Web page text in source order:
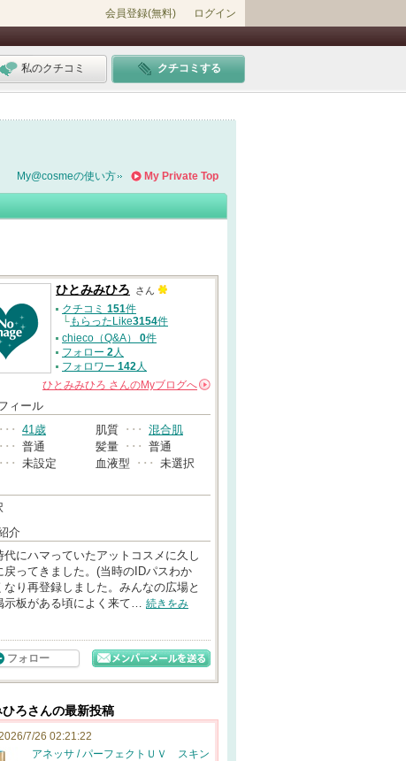
会員登録(無料) ログイン
私のクチコミ クチコミする
My Private Top
My@cosmeの使い方
ひとみみひろ さん
クチコミ 151件
└もらったLike3154件
chieco（Q&A） 0件
フォロー 2人
フォロワー 142人
ひとみみひろ さんのMyブログへ
ィール
･･･ 41歳 肌質 ･･･ 混合肌
･･･ 普通 髪量 ･･･ 普通
･･･ 未設定 血液型 ･･･ 未選択
介
代にハマっていたアットコスメに久し
戻ってきました。(当時のIDパスわか
なり再登録しました。みんなの広場と
示板がある頃によく来て… 続きをみ
フォロー
ろさんの最新投稿
7/26 02:21:22
アネッサ / パーフェクトＵＶ スキン